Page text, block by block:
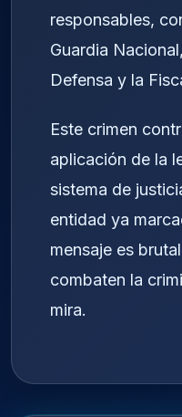
responsables,
Guardia
Defensa y la
Este crimen
aplicación de la
sistema de
entidad ya
mensaje es
combaten la
mira.